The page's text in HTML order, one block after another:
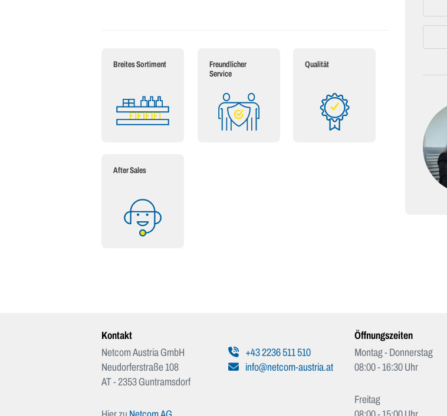
Breites Sortiment
Freundlicher
Service
Qualität
After Sales
Kontakt
Netcom Austria GmbH
Neudorferstraße 108
AT - 2353 Guntramsdorf
+43 2236 511 510
info@netcom-austria.at
Öffnungszeiten
Montag - Donnerstag
08:00 - 16:30 Uhr
Freitag